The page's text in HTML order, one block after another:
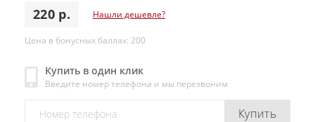
220 р. Нашли дешевле?
Цена в бонусных баллах: 200
Купить в один клик
Введите номер телефона и мы перезвоним
Купить